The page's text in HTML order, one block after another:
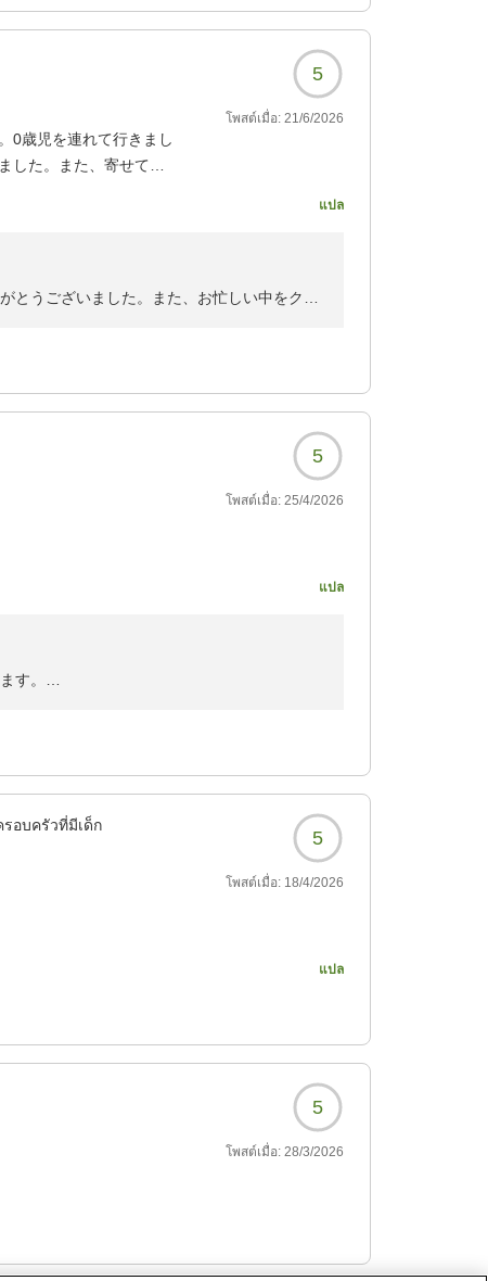
5
0歳児を連れて行きまし
した。また、寄せてい
โพสต์เมื่อ: 21/6/2026
แปล
とうございました。また、お忙しい中をクチ
ただきました。
5
โพสต์เมื่อ: 25/4/2026
แปล
す。
รอบครัวที่มีเด็ก
5
โพสต์เมื่อ: 18/4/2026
แปล
5
โพสต์เมื่อ: 28/3/2026